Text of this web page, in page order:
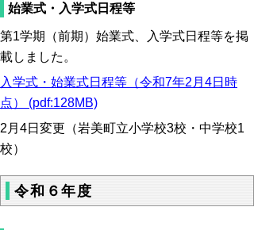
始業式・入学式日程等
第1学期（前期）始業式、入学式日程等を掲
載しました。
入学式・始業式日程等（令和7年2月4日時
点） (pdf:128MB)
2月4日変更（岩美町立小学校3校・中学校1
校）
令和６年度